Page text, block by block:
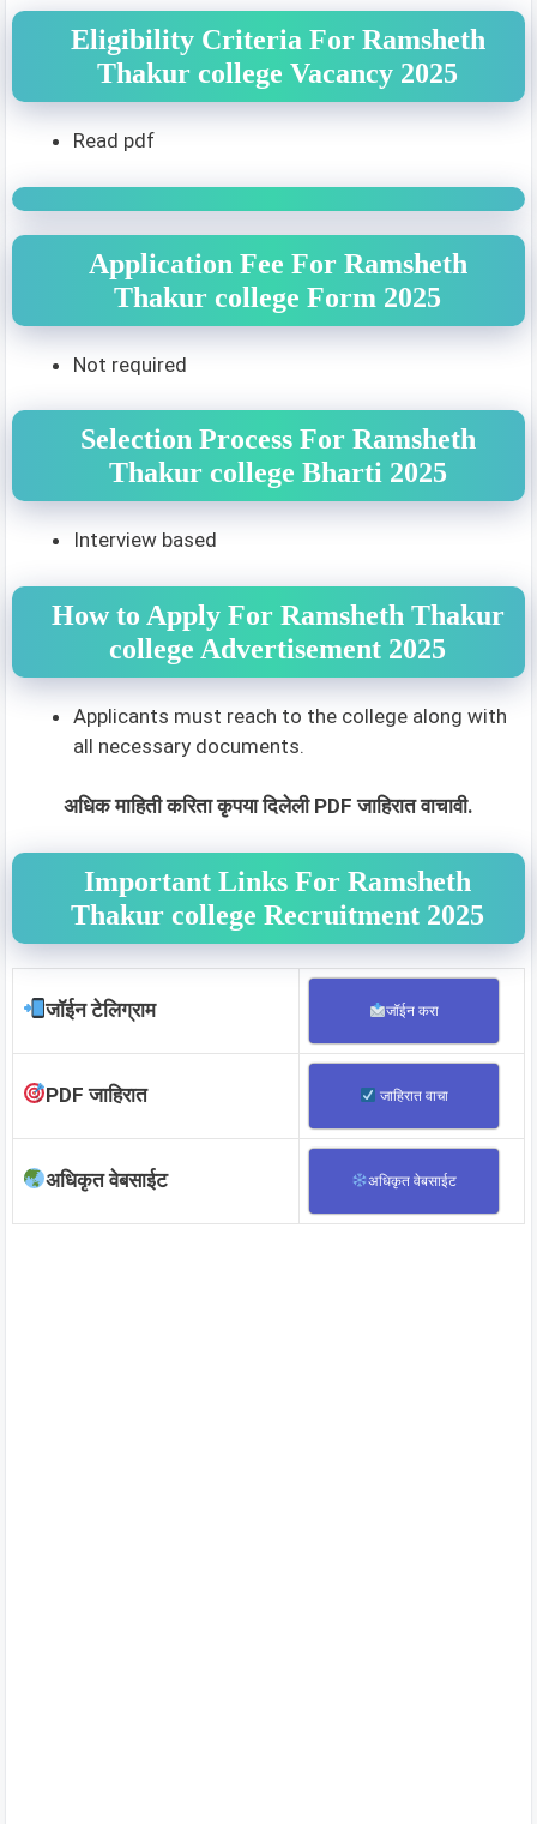
Eligibility Criteria For Ramsheth
Thakur college Vacancy 2025
Read pdf
Application Fee For Ramsheth
Thakur college Form 2025
Not required
Selection Process For Ramsheth
Thakur college Bharti 2025
Interview based
How to Apply For Ramsheth Thakur
college Advertisement 2025
Applicants must reach to the college along with
all necessary documents.
अधिक माहिती करिता कृपया दिलेली PDF जाहिरात वाचावी.
Important Links For Ramsheth
Thakur college Recruitment 2025
जॉईन टेलिग्राम जॉईन करा
PDF जाहिरात जाहिरात वाचा
अधिकृत वेबसाईट अधिकृत वेबसाईट